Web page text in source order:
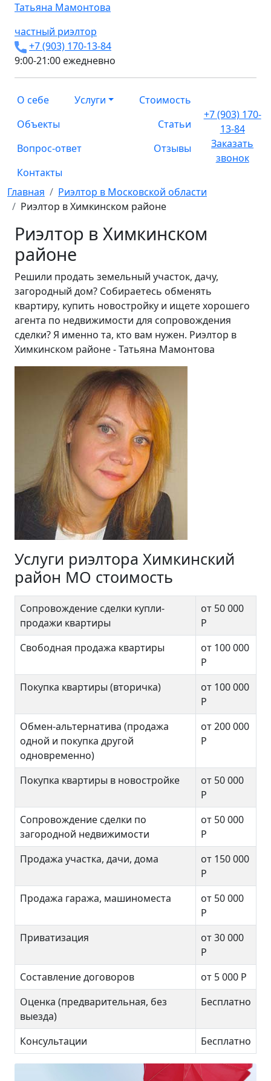
Татьяна Мамонтова
частный риэлтор
+7 (903) 170-13-84
9:00-21:00 ежедневно
О себе Услуги
Стоимость
Объекты
Статьи
Вопрос-ответ
Отзывы
Контакты
+7 (903) 170-
13-84
Заказать
звонок
Главная
Риэлтор в Московской области
Риэлтор в Химкинском районе
Риэлтор в Химкинском
районе
Решили продать земельный участок, дачу,
загородный дом? Собираетесь обменять
квартиру, купить новостройку и ищете хорошего
агента по недвижимости для сопровождения
сделки? Я именно та, кто вам нужен. Риэлтор в
Химкинском районе - Татьяна Мамонтова
Услуги риэлтора Химкинский
район МО стоимость
Сопровождение сделки купли-
продажи квартиры
от 50 000
Р
Свободная продажа квартиры
от 100 000
Р
Покупка квартиры (вторичка)
от 100 000
Р
Обмен-альтернатива (продажа
одной и покупка другой
одновременно)
от 200 000
Р
Покупка квартиры в новостройке
от 50 000
Р
Сопровождение сделки по
загородной недвижимости
от 50 000
Р
Продажа участка, дачи, дома
от 150 000
Р
Продажа гаража, машиноместа
от 50 000
Р
Приватизация
от 30 000
Р
Составление договоров
от 5 000 Р
Оценка (предварительная, без
выезда)
Бесплатно
Консультации Бесплатно